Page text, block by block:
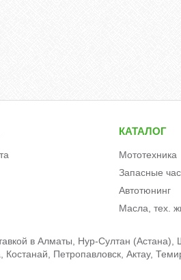
КАТАЛОГ
Мототехника
Запасные
Автотюнинг
Масла, тех.
в Алматы, Нур-Султан
Петропавловск, Актау,